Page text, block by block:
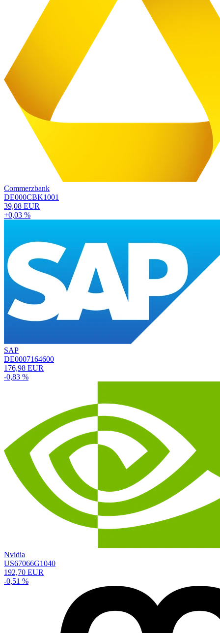
Commerzbank
DE000CBK1001
39,08 EUR
+0,03 %
SAP
DE0007164600
176,98 EUR
-0,83 %
Nvidia
US67066G1040
192,70 EUR
-0,51 %